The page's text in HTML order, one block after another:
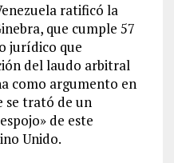
ratificó la
que cumple 57
jurídico que
del laudo arbitral
como argumento en
se trató de un
de este
Unido.